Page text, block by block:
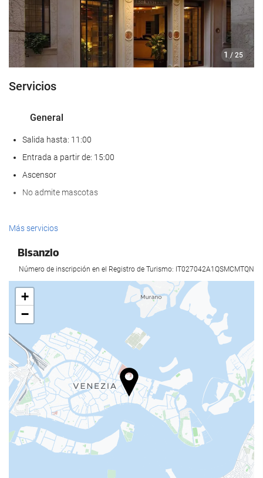
Acceso a Internet
Wifi gratis
Servicio de limpieza
Servicio de lavandería
1 / 25
Servicios
General
Salida hasta: 11:00
Entrada a partir de: 15:00
Ascensor
No admite mascotas
Servicios de recepción
Comida y bebida
Bar
Acceso a Internet
Wifi gratis
Servicio de limpieza
Servicio de lavandería
Más servicios
Bisanzio
Número de inscripción en el Registro de Turismo: IT027042A1QSMCMTQN
+
−